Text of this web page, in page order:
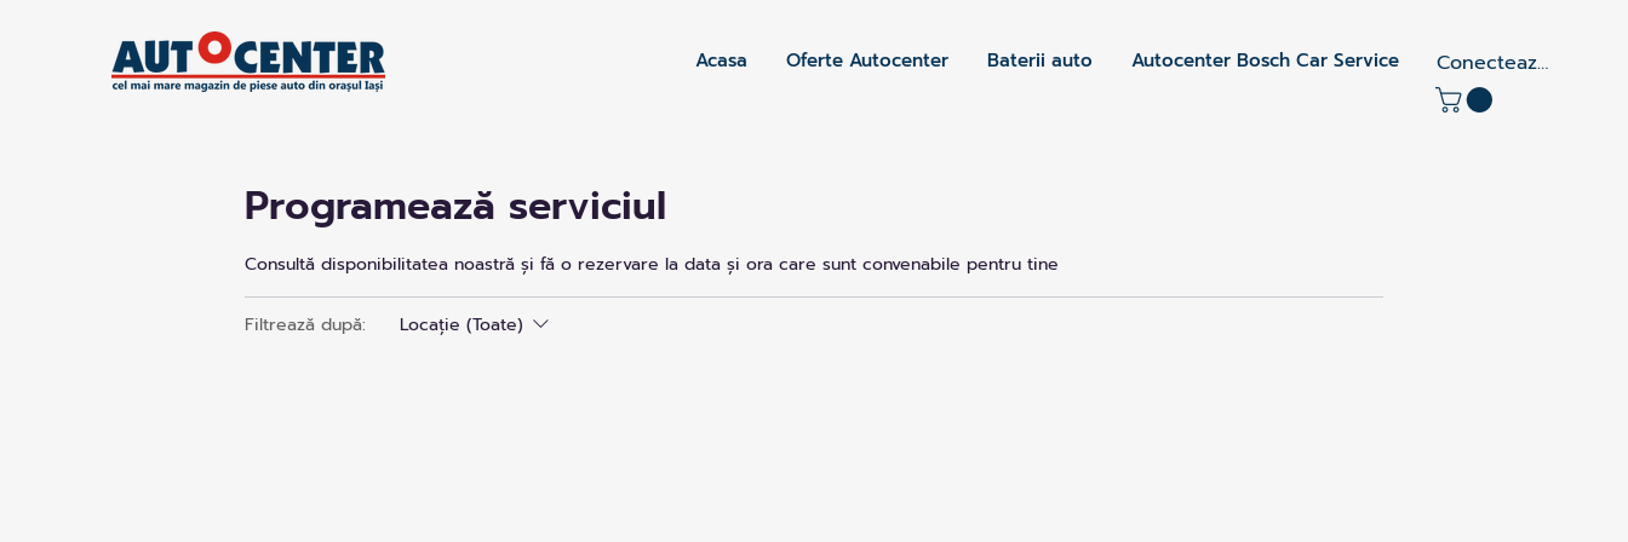
Acasa Oferte Autocenter Baterii auto Autocenter Bosch Car Service Conectează-te
Programează serviciul
Consultă disponibilitatea noastră și fă o rezervare la data și ora care sunt convenabile pentru tine
Filtrează după: Locație (Toate)